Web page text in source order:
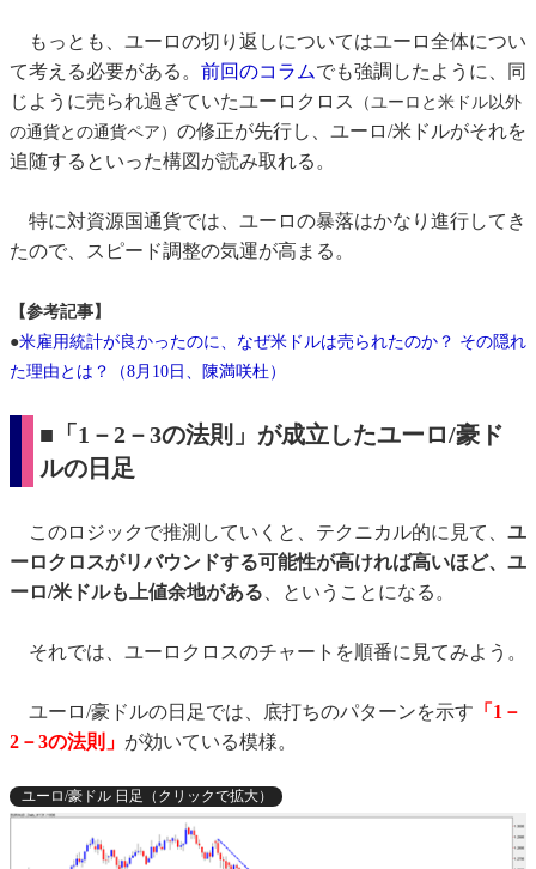
もっとも、ユーロの切り返しについてはユーロ全体につい
て考える必要がある。 前回のコラムでも強調したように、同
じように売られ過ぎていたユーロクロス
（ユーロと米ドル以外
の通貨との通貨ペア） の修正が先行し、ユーロ/米ドルがそれを
追随するといった構図が読み取れる。
特に対資源国通貨では、ユーロの暴落はかなり進行してき
たので、スピード調整の気運が高まる。
【参考記事】
●米雇用統計が良かったのに、なぜ米ドルは売られたのか？ その隠れ
た理由とは？（8月10日、陳満咲杜）
■「1－2－3の法則」が成立したユーロ/豪ド
ルの日足
このロジックで推測していくと、テクニカル的に見て、 ユ
ーロクロスがリバウンドする可能性が高ければ高いほど、ユ
ーロ/米ドルも上値余地がある、ということになる。
それでは、ユーロクロスのチャートを順番に見てみよう。
ユーロ/豪ドルの日足では、底打ちのパターンを示す 「1－
2－3の法則」 が効いている模様。
ユーロ/豪ドル 日足（クリックで拡大）